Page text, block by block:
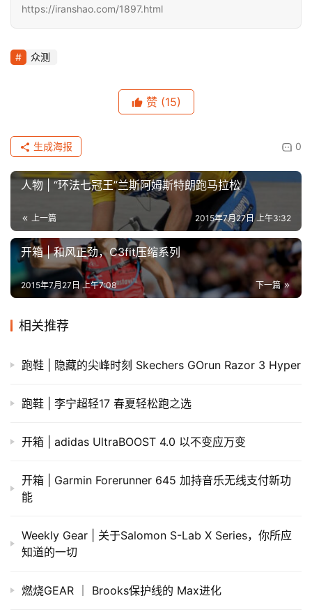
https://iranshao.com/1897.html
众测
赞 (15)
0
生成海报
人物 | “环法七冠王”兰斯阿姆斯特朗跑马拉松
上一篇 2015年7月27日 上午3:32
开箱 | 和风正劲，C3fit压缩系列
下一篇
2015年7月27日 上午7:08
相关推荐
跑鞋 | 隐藏的尖峰时刻 Skechers GOrun Razor 3 Hyper
跑鞋 | 李宁超轻17 春夏轻松跑之选
开箱 | adidas UltraBOOST 4.0 以不变应万变
开箱 | Garmin Forerunner 645 加持音乐无线支付新功
能
​Weekly Gear | 关于Salomon S-Lab X Series，你所应
知道的一切
燃烧GEAR ｜ Brooks保护线的 Max进化